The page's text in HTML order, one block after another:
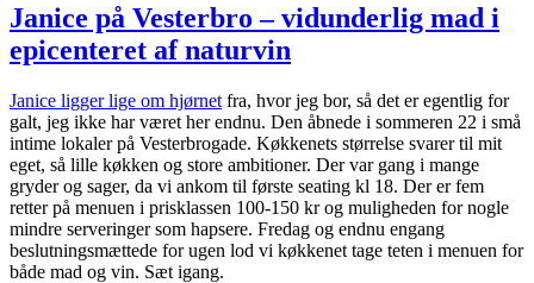
Janice på Vesterbro – vidunderlig mad i
epicenteret af naturvin
Janice ligger lige om hjørnet fra, hvor jeg bor, så det er egentlig for
galt, jeg ikke har været her endnu. Den åbnede i sommeren 22 i små
intime lokaler på Vesterbrogade. Køkkenets størrelse svarer til mit
eget, så lille køkken og store ambitioner. Der var gang i mange
gryder og sager, da vi ankom til første seating kl 18. Der er fem
retter på menuen i prisklassen 100-150 kr og muligheden for nogle
mindre serveringer som hapsere. Fredag og endnu engang
beslutningsmættede for ugen lod vi køkkenet tage teten i menuen for
både mad og vin. Sæt igang.